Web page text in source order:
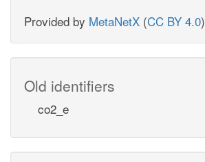
Provided by MetaNetX (CC BY 4.0)
Old identifiers
co2_e